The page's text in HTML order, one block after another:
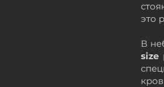
это
В
size